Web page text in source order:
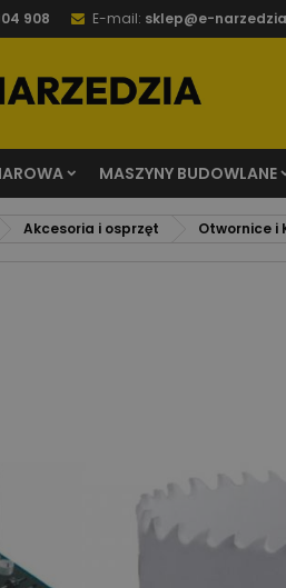
908 E-mail: sklep@e-
MASZYNY BUDOWLANE
Akcesoria i osprzęt Otwornice i